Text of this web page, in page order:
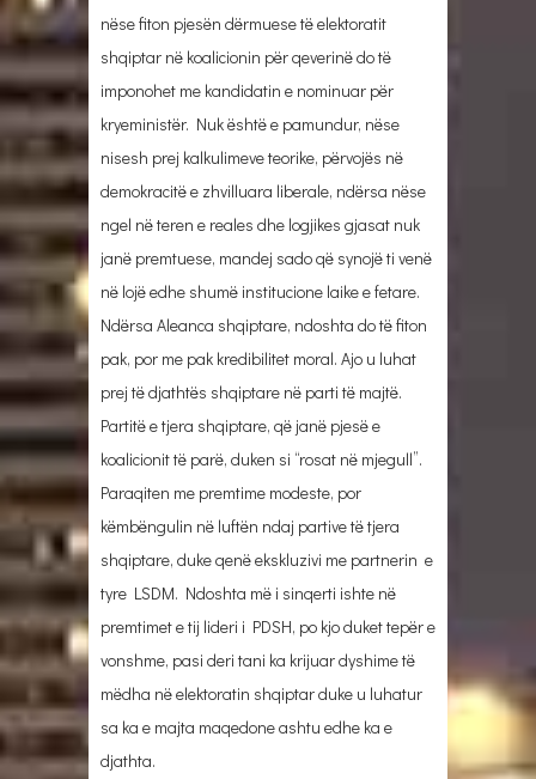
nëse fiton pjesën dërmuese të elektoratit
shqiptar në koalicionin për qeverinë do të
imponohet me kandidatin e nominuar për
kryeministër. Nuk është e pamundur, nëse
nisesh prej kalkulimeve teorike, përvojës në
demokracitë e zhvilluara liberale, ndërsa nëse
ngel në teren e reales dhe logjikes gjasat nuk
janë premtuese, mandej sado që synojë ti venë
në lojë edhe shumë institucione laike e fetare.
Ndërsa Aleanca shqiptare, ndoshta do të fiton
pak, por me pak kredibilitet moral. Ajo u luhat
prej të djathtës shqiptare në parti të majtë.
Partitë e tjera shqiptare, që janë pjesë e
koalicionit të parë, duken si “rosat në mjegull”.
Paraqiten me premtime modeste, por
këmbëngulin në luftën ndaj partive të tjera
shqiptare, duke qenë ekskluzivi me partnerin e
tyre LSDM. Ndoshta më i sinqerti ishte në
premtimet e tij lideri i PDSH, po kjo duket tepër e
vonshme, pasi deri tani ka krijuar dyshime të
mëdha në elektoratin shqiptar duke u luhatur
sa ka e majta maqedone ashtu edhe ka e
djathta.